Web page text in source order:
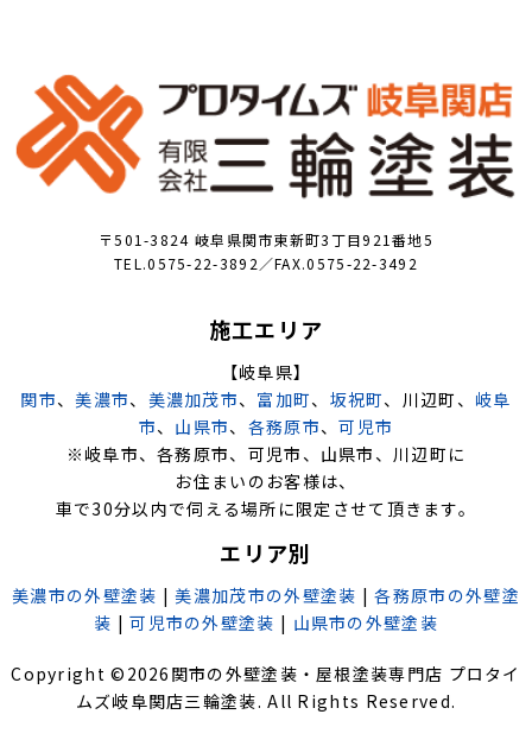
〒501-3824 岐阜県関市東新町3丁目921番地5
TEL.0575-22-3892／FAX.0575-22-3492
施工エリア
【岐阜県】
関市、美濃市、 美濃加茂市、 富加町、 坂祝町、川辺町、 岐阜
市、 山県市、 各務原市、可児市
※岐阜市、各務原市、可児市、山県市、川辺町に
お住まいのお客様は、
車で30分以内で伺える場所に限定させて頂きます。
エリア別
美濃市の外壁塗装 |美濃加茂市の外壁塗装 |各務原市の外壁塗
装 |可児市の外壁塗装 | 山県市の外壁塗装
Copyright © 2026 関市の外壁塗装・屋根塗装専門店 プロタイ
ムズ岐阜関店三輪塗装. All Rights Reserved.